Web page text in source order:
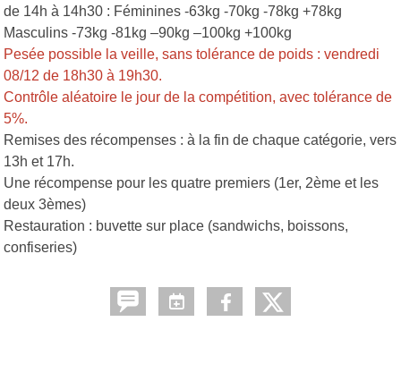
de 14h à 14h30 : Féminines -63kg -70kg -78kg +78kg
Masculins -73kg -81kg –90kg –100kg +100kg
Pesée possible la veille, sans tolérance de poids : vendredi
08/12 de 18h30 à 19h30.
Contrôle aléatoire le jour de la compétition, avec tolérance de
5%.
Remises des récompenses : à la fin de chaque catégorie, vers
13h et 17h.
Une récompense pour les quatre premiers (1er, 2ème et les
deux 3èmes)
Restauration : buvette sur place (sandwichs, boissons,
confiseries)